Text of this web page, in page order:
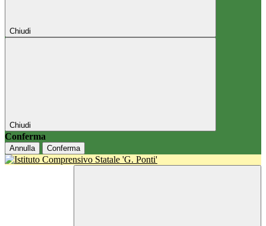
Chiudi
Chiudi
Conferma
Annulla Conferma